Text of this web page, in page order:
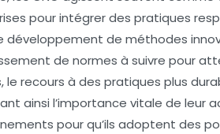
pour intégrer des pratiques
développement de méthodes
de normes à suivre pour
le recours à des pratiques plus
ainsi l’importance vitale de leur
pour qu’ils adoptent des